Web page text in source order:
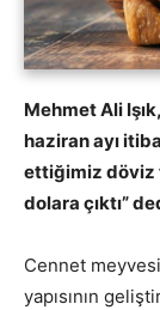
Mehmet Ali
haziran ayı
ettiğimiz döviz
dolara çıktı”
Cennet
yapısının